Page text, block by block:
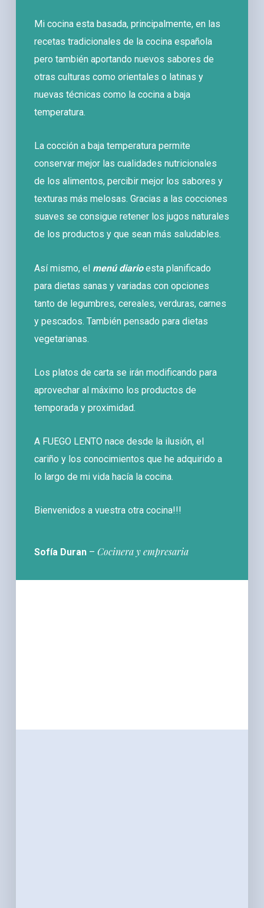
Mi cocina esta basada, principalmente, en las
recetas tradicionales de la cocina española
pero también aportando nuevos sabores de
otras culturas como orientales o latinas y
nuevas técnicas como la cocina a baja
temperatura.
La cocción a baja temperatura permite
conservar mejor las cualidades nutricionales
de los alimentos, percibir mejor los sabores y
texturas más melosas. Gracias a las cocciones
suaves se consigue retener los jugos naturales
de los productos y que sean más saludables.
Así mismo, el menú diarioesta planificado
para dietas sanas y variadas con opciones
tanto de legumbres, cereales, verduras, carnes
y pescados. También pensado para dietas
vegetarianas.
Los platos de carta se irán modificando para
aprovechar al máximo los productos de
temporada y proximidad.
A FUEGO LENTO nace desde la ilusión, el
cariño y los conocimientos que he adquirido a
lo largo de mi vida hacía la cocina.
Bienvenidos a vuestra otra cocina!!!
Sofía Duran –Cocinera y empresaria